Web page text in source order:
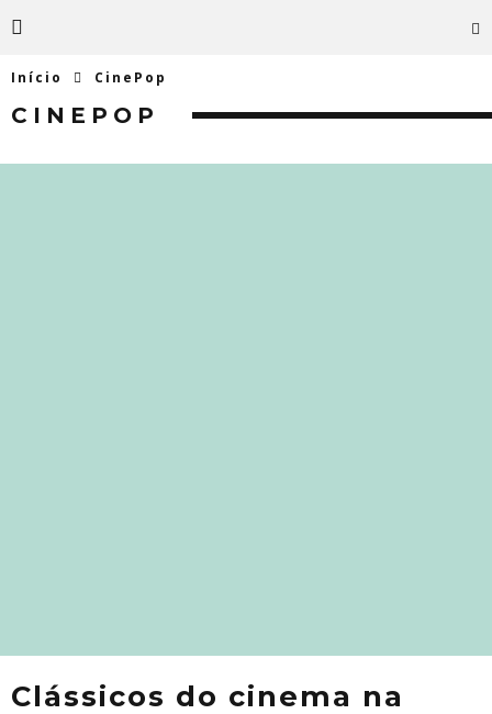
Início CinePop
CINEPOP
Clássicos do cinema na